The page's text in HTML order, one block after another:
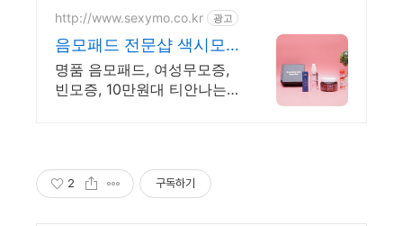
http://www.sexymo.co.kr 광고
음모패드 전문샵 색시모
창립 10주년 이벤트 할인
명품 음모패드, 여성무모증,
빈모증, 10만원대 티안나는
2 구독하기